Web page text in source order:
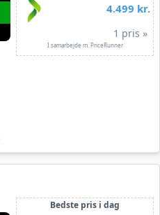
4.499 kr.
1 pris »
I samarbejde m. PriceRunner
Bedste pris i dag